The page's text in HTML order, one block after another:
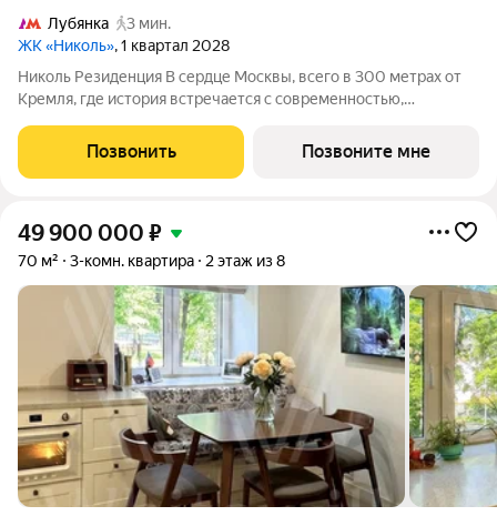
Лубянка
3 мин.
ЖК «Николь», 1 квартал 2028
Николь Резиденция В сердце Москвы, всего в 300 метрах от
Кремля, где история встречается с современностью,
Резиденция часть делюкс-квартала Николь представляет
собой гармоничное единство исторических
Позвонить Позвоните мне
49 900 000 ₽
70 м² 3-комн. квартира 2 этаж из 8